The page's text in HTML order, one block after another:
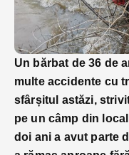
Un bărbat de 36 de
multe accidente cu
sfârșitul astăzi,
pe un câmp din
doi ani a avut parte